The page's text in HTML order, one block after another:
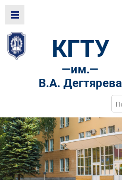
КГТУ
—им.—
В.А. Дегтярева